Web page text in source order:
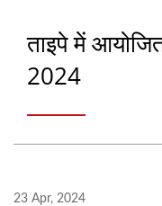
ताइपे में
2024
23 Apr, 2024